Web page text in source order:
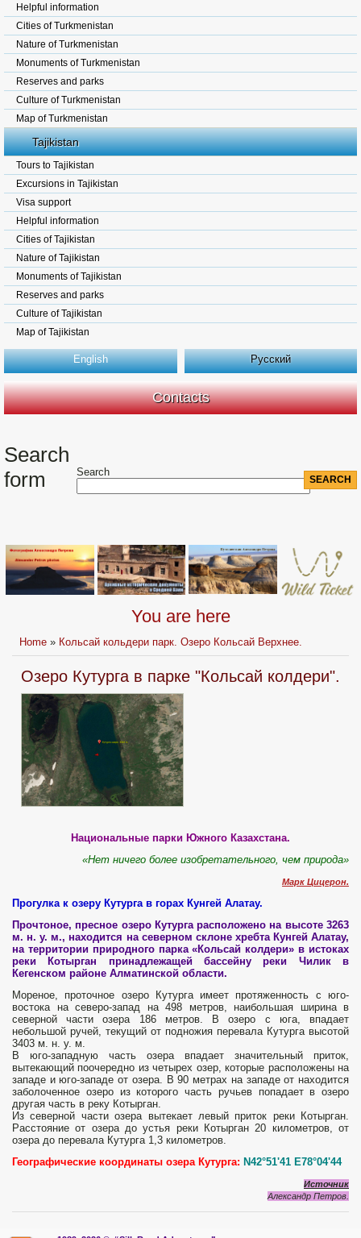
Helpful information
Cities of Turkmenistan
Nature of Turkmenistan
Monuments of Turkmenistan
Reserves and parks
Culture of Turkmenistan
Map of Turkmenistan
Tajikistan
Tours to Tajikistan
Excursions in Tajikistan
Visa support
Helpful information
Cities of Tajikistan
Nature of Tajikistan
Monuments of Tajikistan
Reserves and parks
Culture of Tajikistan
Map of Tajikistan
English Русский
Contacts
Search
form
Search
You are here
Home » Кольсай кольдери парк. Озеро Кольсай Верхнее.
Озеро Кутурга в парке "Кольсай колдери".
Национальные парки Южного Казахстана.
«Нет ничего более изобретательного, чем природа»
Марк Цицерон.
Прогулка к озеру Кутурга в горах Кунгей Алатау.
Прочтоное, пресное озеро Кутурга расположено на высоте 3263
м. н. у. м., находится на северном склоне хребта Кунгей Алатау,
на территории природного парка «Кольсай колдери» в истоках
реки Котырган принадлежащей бассейну реки Чилик в
Кегенском районе Алматинской области.
Мореное, проточное озеро Кутурга имеет протяженность с юго-
востока на северо-запад на 498 метров, наибольшая ширина в
северной части озера 186 метров. В озеро с юга, впадает
небольшой ручей, текущий от подножия перевала Кутурга высотой
3403 м. н. у. м.
В юго-западную часть озера впадает значительный приток,
вытекающий поочередно из четырех озер, которые расположены на
западе и юго-западе от озера. В 90 метрах на западе от находится
заболоченное озеро из которого часть ручьев попадает в озеро
другая часть в реку Котырган.
Из северной части озера вытекает левый приток реки Котырган.
Расстояние от озера до устья реки Котырган 20 километров, от
озера до перевала Кутурга 1,3 километров.
Географические координаты озера Кутурга: N42°51'41 E78°04'44
Источник
Александр Петров.